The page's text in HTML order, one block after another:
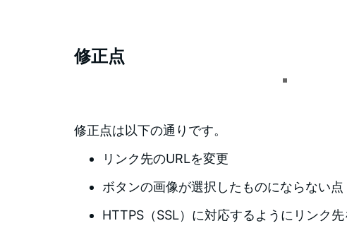
修正点
修正点は以下の通りです。
リンク先のURLを変更
ボタンの画像が選択したものにならない点
HTTPS（SSL）に対応するようにリンク